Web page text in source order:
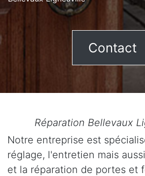
Contact
Réparation Bellevaux
Notre entreprise est
réglage, l'entretien mais
et la réparation de portes et